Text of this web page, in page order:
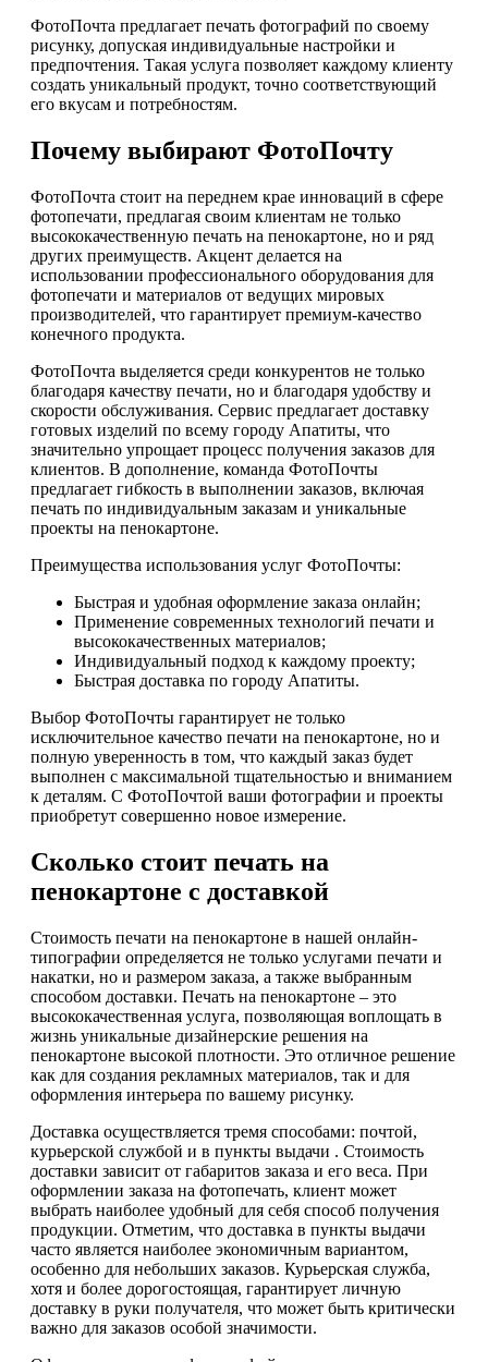
ФотоПочта предлагает печать фотографий по своему
рисунку, допуская индивидуальные настройки и
предпочтения. Такая услуга позволяет каждому клиенту
создать уникальный продукт, точно соответствующий
его вкусам и потребностям.
Почему выбирают ФотоПочту
ФотоПочта стоит на переднем крае инноваций в сфере
фотопечати, предлагая своим клиентам не только
высококачественную печать на пенокартоне, но и ряд
других преимуществ. Акцент делается на
использовании профессионального оборудования для
фотопечати и материалов от ведущих мировых
производителей, что гарантирует премиум-качество
конечного продукта.
ФотоПочта выделяется среди конкурентов не только
благодаря качеству печати, но и благодаря удобству и
скорости обслуживания. Сервис предлагает доставку
готовых изделий по всему городу Апатиты, что
значительно упрощает процесс получения заказов для
клиентов. В дополнение, команда ФотоПочты
предлагает гибкость в выполнении заказов, включая
печать по индивидуальным заказам и уникальные
проекты на пенокартоне.
Преимущества использования услуг ФотоПочты:
Быстрая и удобная оформление заказа онлайн;
Применение современных технологий печати и
высококачественных материалов;
Индивидуальный подход к каждому проекту;
Быстрая доставка по городу Апатиты.
Выбор ФотоПочты гарантирует не только
исключительное качество печати на пенокартоне, но и
полную уверенность в том, что каждый заказ будет
выполнен с максимальной тщательностью и вниманием
к деталям. С ФотоПочтой ваши фотографии и проекты
приобретут совершенно новое измерение.
Сколько стоит печать на
пенокартоне с доставкой
Стоимость печати на пенокартоне в нашей онлайн-
типографии определяется не только услугами печати и
накатки, но и размером заказа, а также выбранным
способом доставки. Печать на пенокартоне – это
высококачественная услуга, позволяющая воплощать в
жизнь уникальные дизайнерские решения на
пенокартоне высокой плотности. Это отличное решение
как для создания рекламных материалов, так и для
оформления интерьера по вашему рисунку.
Доставка осуществляется тремя способами: почтой,
курьерской службой и в пункты выдачи . Стоимость
доставки зависит от габаритов заказа и его веса. При
оформлении заказа на фотопечать, клиент может
выбрать наиболее удобный для себя способ получения
продукции. Отметим, что доставка в пункты выдачи
часто является наиболее экономичным вариантом,
особенно для небольших заказов. Курьерская служба,
хотя и более дорогостоящая, гарантирует личную
доставку в руки получателя, что может быть критически
важно для заказов особой значимости.